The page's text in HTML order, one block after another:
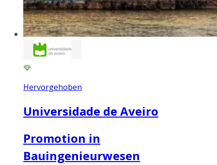
Hervorgehoben
Universidade de Aveiro
Promotion in
Bauingenieurwesen